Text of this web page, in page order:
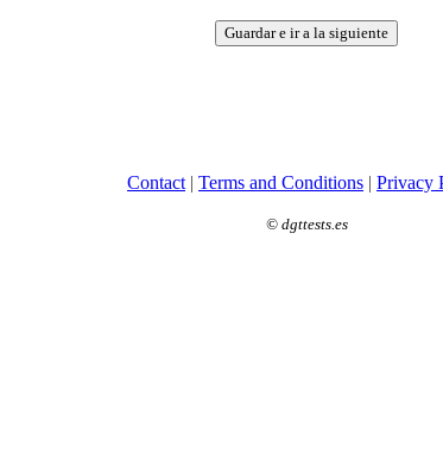
Guardar e ir a la siguiente
Contact | Terms and Conditions | Privacy
© dgttests.es